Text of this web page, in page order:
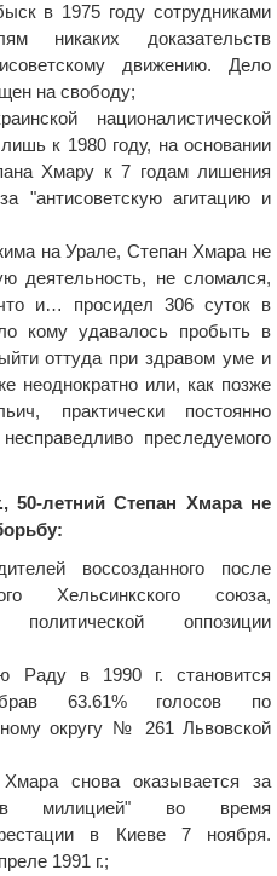
в 1975 году сотрудниками
никаких доказательств
движению. Дело
на свободу;
националистической
к 1980 году, на основании
Хмару к 7 годам лишения
"антисоветскую агитацию и
на Урале, Степан Хмара не
деятельность, не сломался,
и… просидел 306 суток в
кому удавалось пробыть в
оттуда при здравом уме и
неоднократно или, как позже
практически постоянно
преследуемого
50-летний Степан Хмара не
воссозданного после
Хельсинкского союза,
оппозиции
Раду в 1990 г. становится
63.61% голосов по
округу № 261 Львовской
снова оказывается за
милицией" во время
в Киеве 7 ноября.
1991 г.;